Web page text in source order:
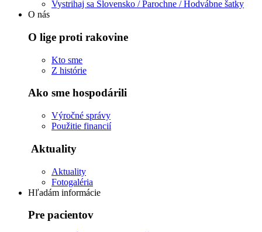
Vystrihaj sa Slovensko / Parochne / Hodvábne šatky
O nás
O lige proti rakovine
Kto sme
Z histórie
Ako sme hospodárili
Výročné správy
Použitie financií
Aktuality
Aktuality
Fotogaléria
Hľadám informácie
Pre pacientov